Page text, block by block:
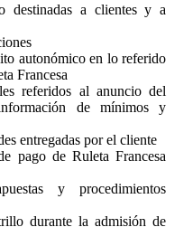
destinadas a clientes y a
autonómico en lo referido
Francesa
referidos al anuncio del
de mínimos y
entregadas por el cliente
pago de Ruleta Francesa
y procedimientos
durante la admisión de